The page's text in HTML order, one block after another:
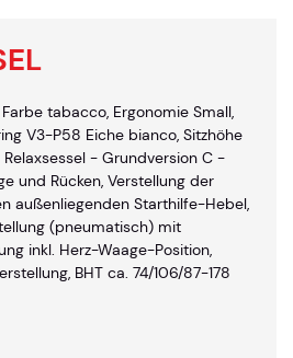
tabacco, Ergonomie Small,
V3-P58 Eiche bianco, Sitzhöhe
- Grundversion C -
und Rücken, Verstellung der
außenliegenden Starthilfe-Hebel,
(pneumatisch) mit
inkl. Herz-Waage-Position,
BHT ca. 74/106/87-178